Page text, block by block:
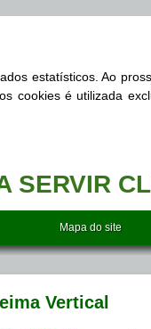
estatísticos. Ao
cookies é utilizada
SERVIR
Mapa do site
Vertical